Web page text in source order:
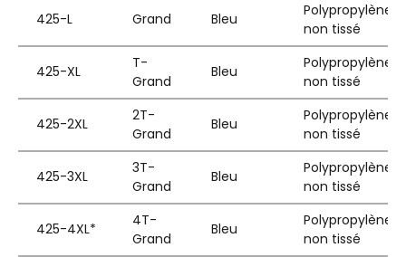
425-L Grand Bleu
Polypropylène
non tissé
425-XL
T-
Grand
Bleu
Polypropylène
non tissé
425-2XL
2T-
Grand
Bleu
Polypropylène
non tissé
425-3XL
3T-
Grand
Bleu
Polypropylène
non tissé
425-4XL*
4T-
Grand
Bleu
Polypropylène
non tissé